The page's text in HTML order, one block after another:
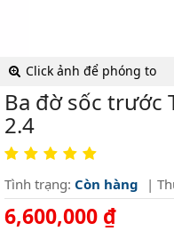
Click ảnh để phóng to
Ba đờ sốc trước
2.4
Tình trạng: Còn hàng |
6,600,000 ₫